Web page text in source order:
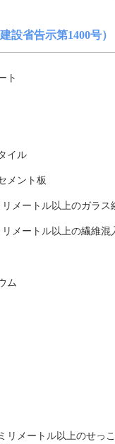
設省告示第1400号）
ト
イル
メント板
リメートル以上のガラス
リメートル以上の繊維混
ム
リメートル以上のせっ